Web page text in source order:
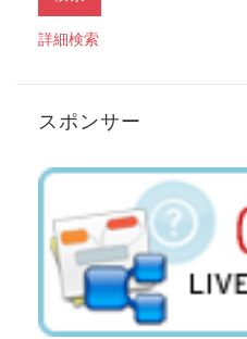
詳細検索
スポンサー